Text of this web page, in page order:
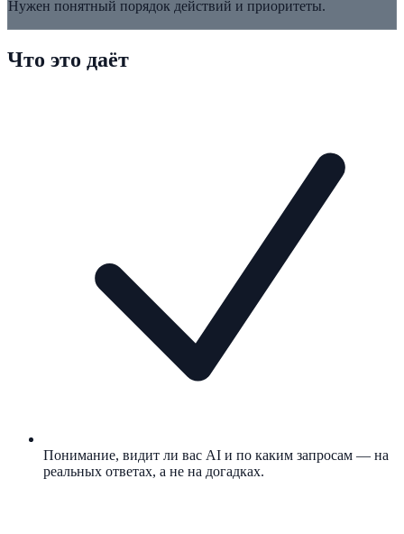
Нужен понятный порядок действий и приоритеты.
Что это даёт
Понимание, видит ли вас AI и по каким запросам — на
реальных ответах, а не на догадках.